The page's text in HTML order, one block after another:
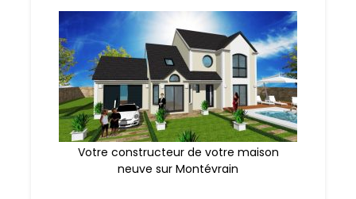
Votre constructeur de votre maison
neuve sur Montévrain